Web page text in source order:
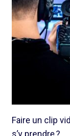
Faire un clip
s’y prendre ?